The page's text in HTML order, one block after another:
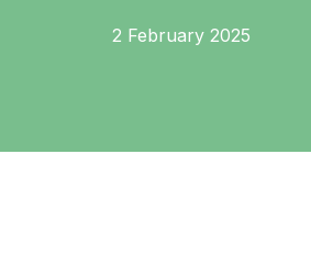
2 February 2025